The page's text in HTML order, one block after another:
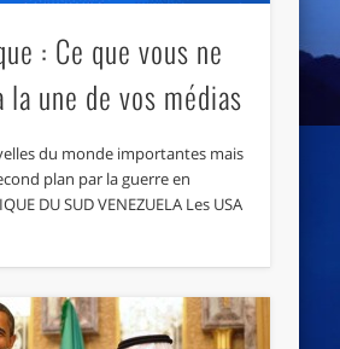
: Ce que vous ne
la une de vos médias
du monde importantes mais
plan par la guerre en
DU SUD VENEZUELA Les USA